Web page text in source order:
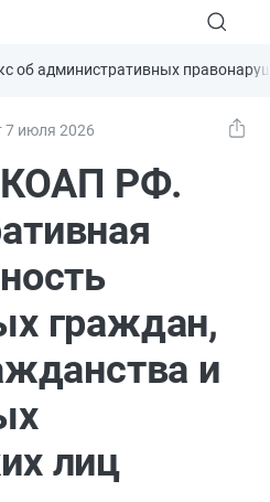
об административных
7 июля 2026
КОАП РФ.
граждан,
и
лиц